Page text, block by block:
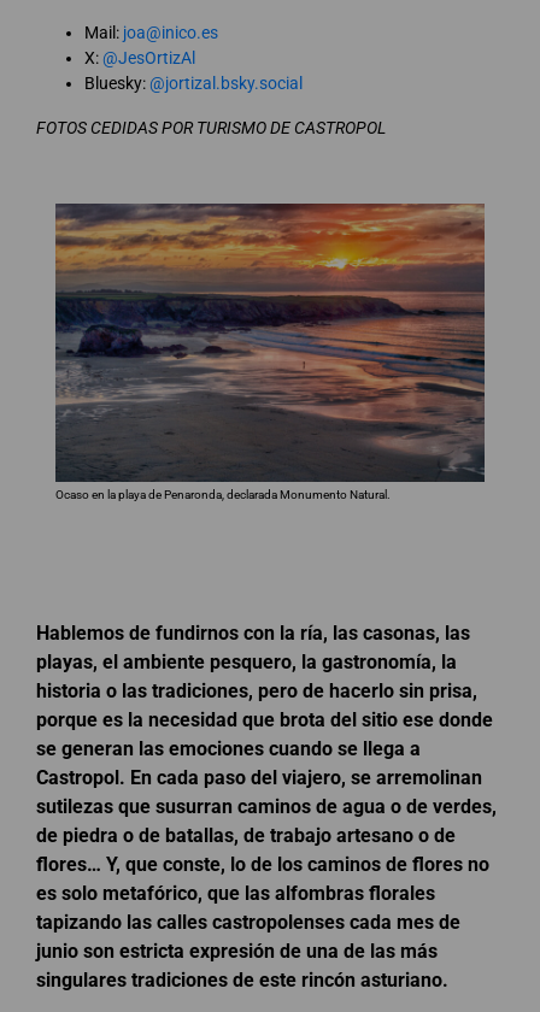
Mail: joa@inico.es
X:@JesOrtizAl
Bluesky:@jortizal.bsky.social
FOTOS CEDIDAS POR TURISMO DE CASTROPOL
Ocaso en la playa de Penaronda, declarada Monumento Natural.
Hablemos de fundirnos con la ría, las casonas, las
playas, el ambiente pesquero, la gastronomía, la
historia o las tradiciones, pero de hacerlo sin prisa,
porque es la necesidad que brota del sitio ese donde
se generan las emociones cuando se llega a
Castropol. En cada paso del viajero, se arremolinan
sutilezas que susurran caminos de agua o de verdes,
de piedra o de batallas, de trabajo artesano o de
flores… Y, que conste, lo de los caminos de flores no
es solo metafórico, que las alfombras florales
tapizando las calles castropolenses cada mes de
junio son estricta expresión de una de las más
singulares tradiciones de este rincón asturiano.